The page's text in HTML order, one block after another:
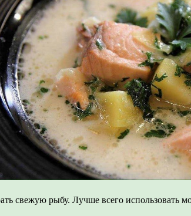
свежую рыбу. Лучше всего использовать